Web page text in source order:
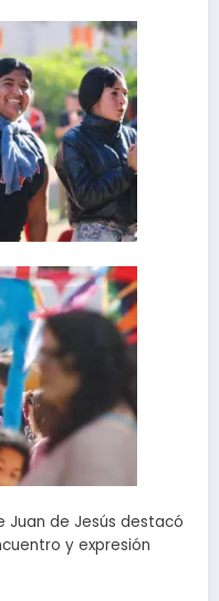
Juan de Jesús destacó
y expresión